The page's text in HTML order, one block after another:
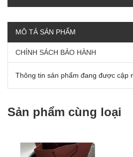
MÔ TẢ SẢN PHẨM
CHÍNH SÁCH BẢO HÀNH
Thông tin sản phẩm đang được cập
Sản phẩm cùng loại